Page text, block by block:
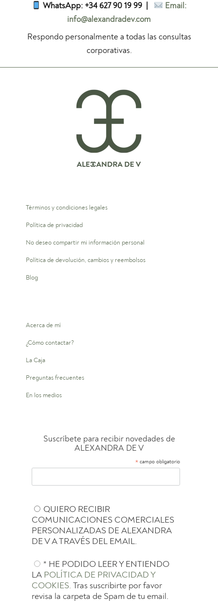
WhatsApp: +34 627 90 19 99 |
Email:
info@alexandradev.com
Respondo personalmente a todas las consultas
corporativas.
Términos y condiciones legales
Política de privacidad
No deseo compartir mi información personal
Política de devolución, cambios y reembolsos
Blog
Acerca de mí
¿Cómo contactar?
La Caja
Preguntas frecuentes
En los medios
Suscríbete para recibir novedades de
ALEXANDRA DE V
* campo obligatorio
QUIERO RECIBIR
COMUNICACIONES COMERCIALES
PERSONALIZADAS DE ALEXANDRA
DE V A TRAVÉS DEL EMAIL.
* HE PODIDO LEER Y ENTIENDO
LA POLÍTICA DE PRIVACIDAD Y
COOKIES. Tras suscribirte por favor
revisa la carpeta de Spam de tu email.